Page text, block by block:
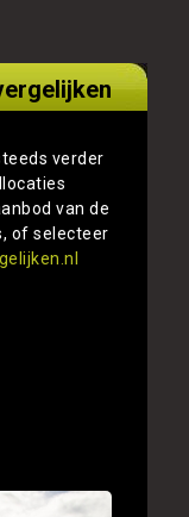
verder
van de
of selecteer